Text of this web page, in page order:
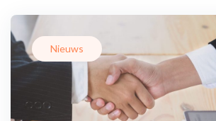
Nieuws